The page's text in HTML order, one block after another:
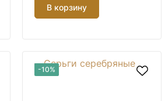
В корзину
-10%